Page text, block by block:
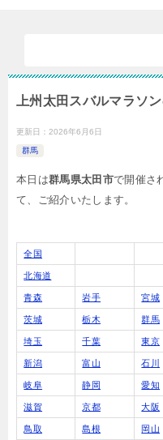
上州太田スバルマラソ
更新日： 2026年6月6日
群馬
本日は群馬県太田市で開催さ
て、ご紹介いたします。
全国
北海道
青森 岩手 宮城
茨城 栃木 群馬
埼玉 千葉 東京
新潟 富山 石川
岐阜 静岡 愛知
滋賀 京都 大阪
鳥取 島根 岡山